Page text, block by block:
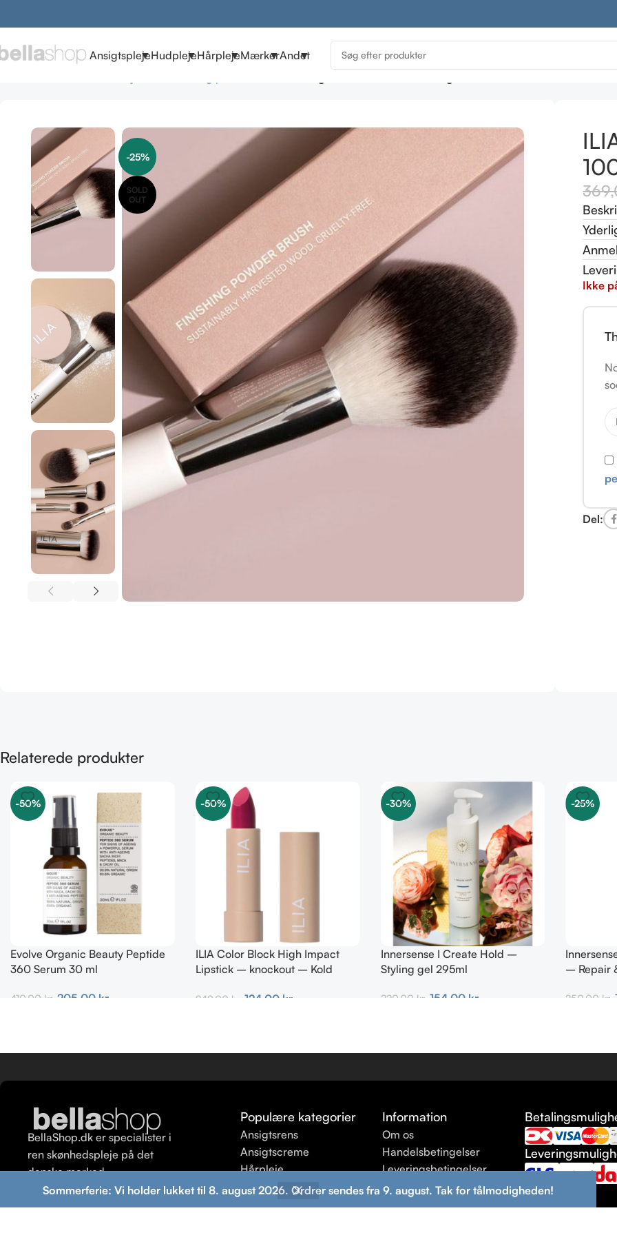
Sommerferie: Vi holder lukket til 8. august 2026. Ordrer sendes fra 9. august. Tak for tålmodigheden!
AnsigtsplejeHudplejeHårplejeMærkerAndet
-25%
SOLD
OUT
Ikke
Del:
Relaterede produkter
-50%
Evolve Organic Beauty Peptide
360 Serum 30 ml
410,00 kr. 205,00 kr.
-50%
ILIA Color Block High Impact
Lipstick – knockout – Kold
249,00 kr. 124,00 kr.
-30%
Innersense I Create Hold –
Styling gel 295ml
220,00 kr. 154,00 kr.
-25%
– Repair
250,00 kr.
BellaShop.dk er specialister i
ren skønhedspleje på det
danske marked.
Populære kategorier
Ansigtsrens
Ansigtscreme
Hårpleje
Ansigtspeeling
Information
Om os
Handelsbetingelser
Leveringsbetingelser
Returneringsbetingelser